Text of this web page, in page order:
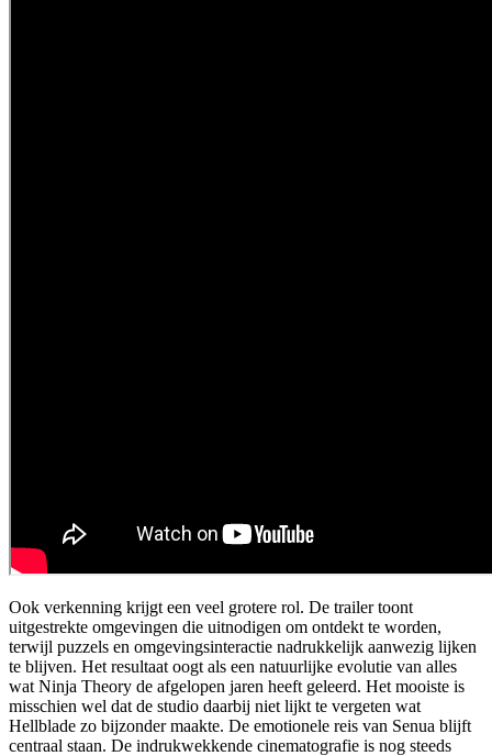
Ook verkenning krijgt een veel grotere rol. De trailer toont
uitgestrekte omgevingen die uitnodigen om ontdekt te worden,
terwijl puzzels en omgevingsinteractie nadrukkelijk aanwezig lijken
te blijven. Het resultaat oogt als een natuurlijke evolutie van alles
wat Ninja Theory de afgelopen jaren heeft geleerd. Het mooiste is
misschien wel dat de studio daarbij niet lijkt te vergeten wat
Hellblade zo bijzonder maakte. De emotionele reis van Senua blijft
centraal staan. De indrukwekkende cinematografie is nog steeds